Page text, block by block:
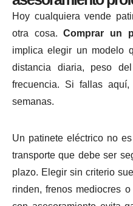
Hoy cualquiera vende
otra cosa.Comprar un
implica elegir un modelo
distancia diaria, peso
frecuencia. Si fallas
semanas.
Un patinete eléctrico no
transporte que debe ser
plazo. Elegir sin criterio
rinden, frenos mediocres